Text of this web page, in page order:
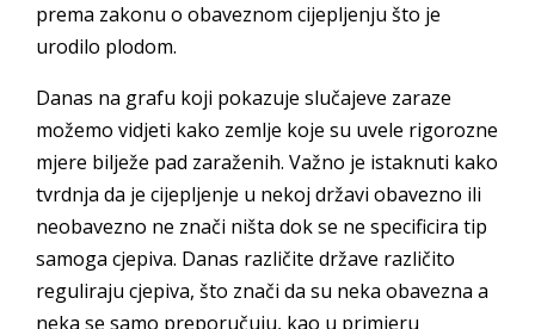
prema zakonu o obaveznom cijepljenju što je
urodilo plodom.
Danas na grafu koji pokazuje slučajeve zaraze
možemo vidjeti kako zemlje koje su uvele rigorozne
mjere bilježe pad zaraženih. Važno je istaknuti kako
tvrdnja da je cijepljenje u nekoj državi obavezno ili
neobavezno ne znači ništa dok se ne specificira tip
samoga cjepiva. Danas različite države različito
reguliraju cjepiva, što znači da su neka obavezna a
neka se samo preporučuju, kao u primjeru